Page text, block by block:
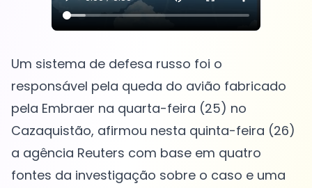
Um sistema de defesa russo foi o
responsável pela queda do avião fabricado
pela Embraer na quarta-feira (25) no
Cazaquistão, afirmou nesta quinta-feira (26)
a agência Reuters com base em quatro
fontes da investigação sobre o caso e uma